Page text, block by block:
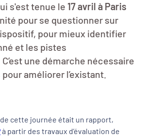
s'est tenue le 17 avril à Paris
pour se questionner sur
pour mieux identifier
et les pistes
une démarche nécessaire
améliorer l’existant.
cette journée était un rapport,
à partir des travaux d’évaluation de